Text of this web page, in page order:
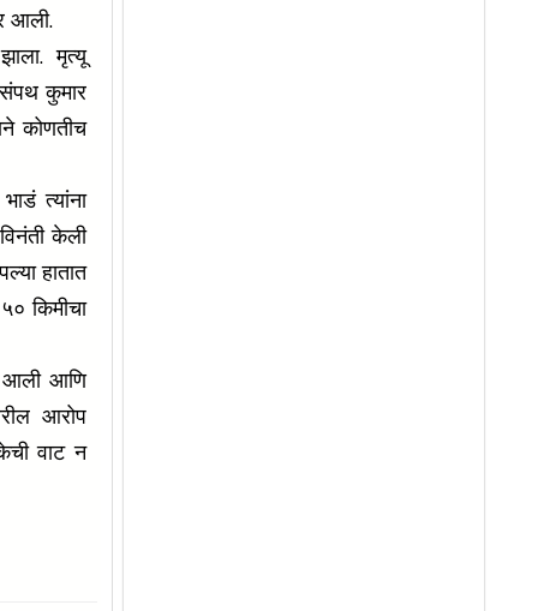
आली.
मृत्यू
संपथ कुमार
कोणतीच
त्यांना
केली
हातात
किमीचा
आली आणि
आरोप
वाट न